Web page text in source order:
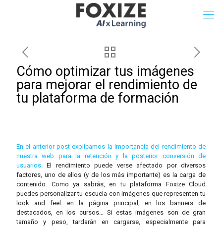
Cómo optimizar tus imágenes
para mejorar el rendimiento de
tu plataforma de formación
En el anterior post explicamos la importancia del rendimiento de
nuestra web para la retención y la posterior conversión de
usuarios. El rendimiento puede verse afectado por diversos
factores, uno de ellos (y de los más importante) es la carga de
contenido. Como ya sabrás, en tu plataforma Foxize Cloud
puedes personalizar tu escuela con imágenes que representen tu
look and feel: en la página principal, en los banners de
destacados, en los cursos… Si estas imágenes son de gran
tamaño y peso, tardarán en cargarse, especialmente para